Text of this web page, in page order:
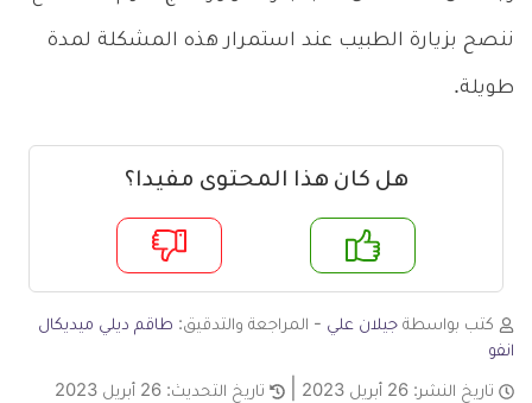
ننصح بزيارة الطبيب عند استمرار هذه المشكلة لمدة
طويلة.
هل كان هذا المحتوى مفيدا؟
لا
كتب بواسطة جيلان علي - المراجعة والتدقيق: طاقم ديلي ميديكال
انفو
تاريخ النشر: 26 أبريل 2023 تاريخ التحديث: 26 أبريل 2023